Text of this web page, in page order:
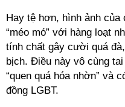
Hay tệ hơn, hình ảnh của
“méo mó” với hàng loạt
tính chất gây cười quá
bịch. Điều này vô cùng
“quen quá hóa nhờn” và
đồng LGBT.